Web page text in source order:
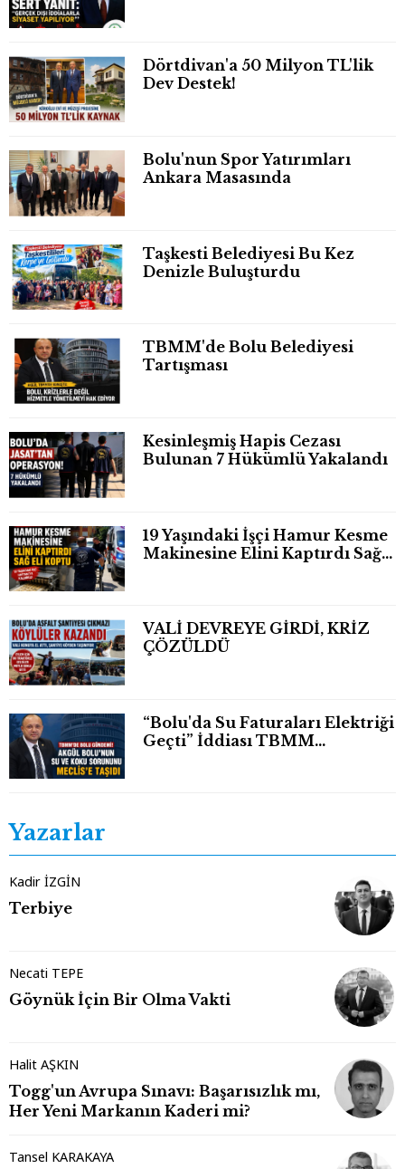
Dörtdivan'a 50 Milyon TL'lik
Dev Destek!
Bolu'nun Spor Yatırımları
Ankara Masasında
Taşkesti Belediyesi Bu Kez
Denizle Buluşturdu
TBMM'de Bolu Belediyesi
Tartışması
Kesinleşmiş Hapis Cezası
Bulunan 7 Hükümlü Yakalandı
19 Yaşındaki İşçi Hamur Kesme
Makinesine Elini Kaptırdı Sağ
VALİ DEVREYE GİRDİ, KRİZ
ÇÖZÜLDÜ
“Bolu'da Su Faturaları Elektriği
Geçti” İddiası TBMM
Yazarlar
Kadir İZGİN
Terbiye
Necati TEPE
Göynük İçin Bir Olma Vakti
Halit AŞKIN
Togg'un Avrupa Sınavı: Başarısızlık mı,
Her Yeni Markanın Kaderi mi?
Tansel KARAKAYA